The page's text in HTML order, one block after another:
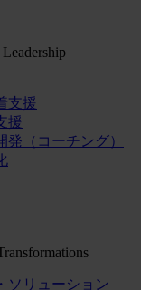
支援
援
発（コーチング）
ソリューション